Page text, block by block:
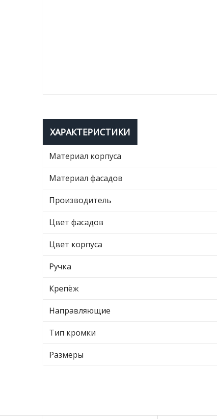
ХАРАКТЕРИСТИКИ
Материал корпуса
Материал фасадов
Производитель
Цвет фасадов
Цвет корпуса
Ручка
Крепёж
Направляющие
Тип кромки
Размеры